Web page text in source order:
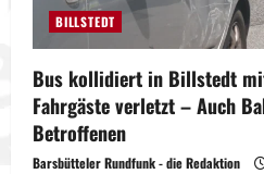
BILLSTEDT
Bus kollidiert in Billstedt
Fahrgäste verletzt – Auch
Betroffenen
Barsbütteler Rundfunk - die Redaktion